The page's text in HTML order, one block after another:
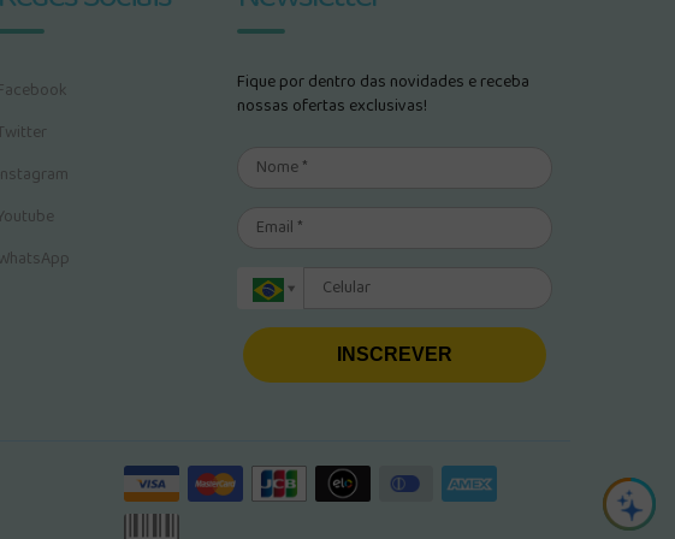
Fique por dentro das novidades e receba
nossas ofertas exclusivas!
INSCREVER